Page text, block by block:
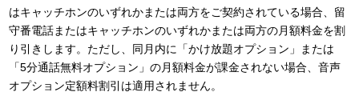
はキャッチホンのいずれかまたは両方をご契約されている場合、留
守番電話またはキャッチホンのいずれかまたは両方の月額料金を割
り引きします。ただし、同月内に「かけ放題オプション」または
「5分通話無料オプション」の月額料金が課金されない場合、音声
オプション定額料割引は適用されません。